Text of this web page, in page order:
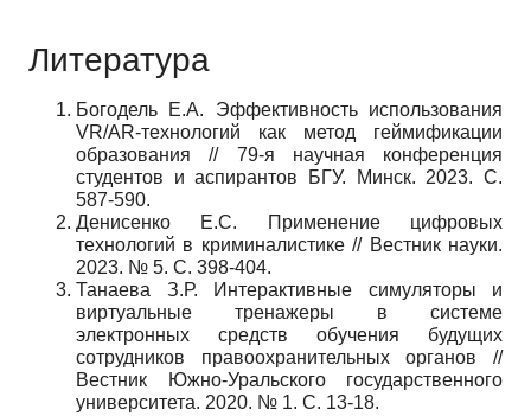
Литература
Богодель Е.А. Эффективность использования
VR/AR-технологий как метод геймификации
образования // 79-я научная конференция
студентов и аспирантов БГУ. Минск. 2023. С.
587-590.
Денисенко Е.С. Применение цифровых
технологий в криминалистике // Вестник науки.
2023. № 5. С. 398-404.
Танаева З.Р. Интерактивные симуляторы и
виртуальные тренажеры в системе
электронных средств обучения будущих
сотрудников правоохранительных органов //
Вестник Южно-Уральского государственного
университета. 2020. № 1. С. 13-18.